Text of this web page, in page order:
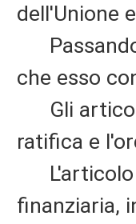
dell'Unione
Passando
che esso
Gli articoli
ratifica e
L'articolo
finanziaria,